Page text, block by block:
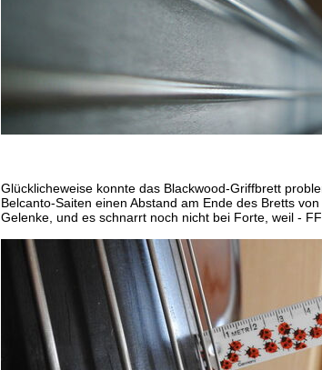
Glücklicheweise konnte das Blackwood-Griffbrett
Belcanto-Saiten einen Abstand am Ende des Bretts
Gelenke, und es schnarrt noch nicht bei Forte, weil -